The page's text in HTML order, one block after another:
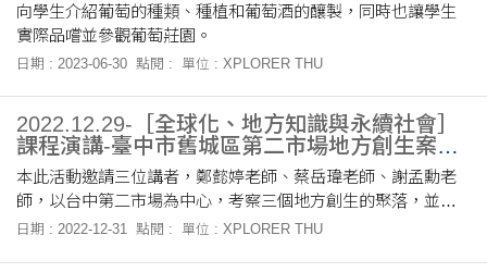
向學生介紹葡萄的種類、種植和葡萄酒的釀製，同時也讓學生
實際品嚐並參觀葡萄莊園。
日期 : 2023-06-30 點閱 : 單位 : XPLORER THU
2022.12.29-［全球化、地方知識與永續社會］
課程演講-臺中市舊城區第二市場地方創生案例
考察
本此活動邀請三位講者，鄭懿婷老師、蔡岳瑋老師、謝孟勳老
師，以台中第二市場為中心，考察三個地方創生的聚落，並討
論地方創生的策略。
日期 : 2022-12-31 點閱 : 單位 : XPLORER THU